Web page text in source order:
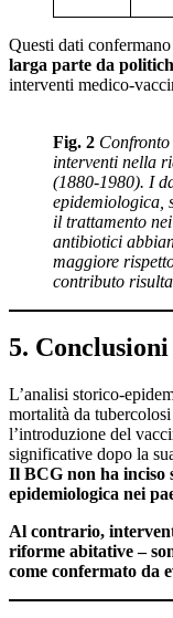
Questi dati
larga parte da
interventi medico-
Fig. 2
interventi nella
(1880-1980). I
epidemiologica,
il trattamento
antibiotici
maggiore
contributo
5. Conclusioni
L’analisi storico-
mortalità da
l’introduzione del
significative dopo la
Il BCG non ha inciso
epidemiologica nei
Al contrario,
riforme abitative –
come confermato da